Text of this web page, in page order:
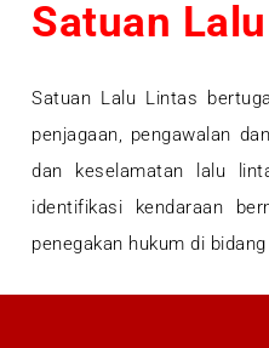
Satuan
Satuan Lalu Lintas
penjagaan, pengawalan
dan keselamatan lalu
identifikasi kendaraan
penegakan hukum di